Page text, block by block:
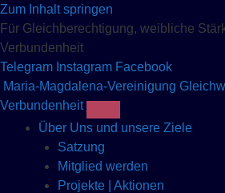
Zum Inhalt springen
Für Gleichberechtigung, weibliche
Verbundenheit
Telegram Instagram Facebook
Maria-Magdalena-Vereinigung
Verbundenheit
Über Uns und unsere Ziele
Satzung
Mitglied werden
Projekte | Aktionen